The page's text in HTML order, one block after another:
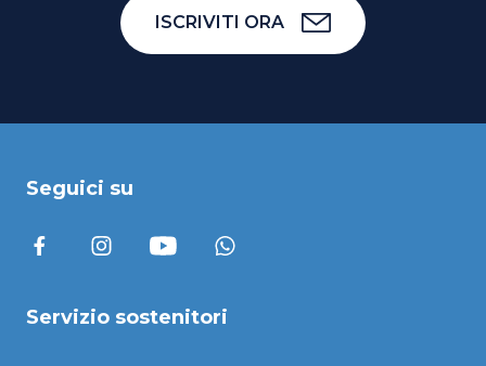
ISCRIVITI ORA
Seguici su
Servizio sostenitori